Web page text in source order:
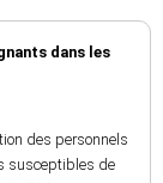
dans les
des personnels
susceptibles de